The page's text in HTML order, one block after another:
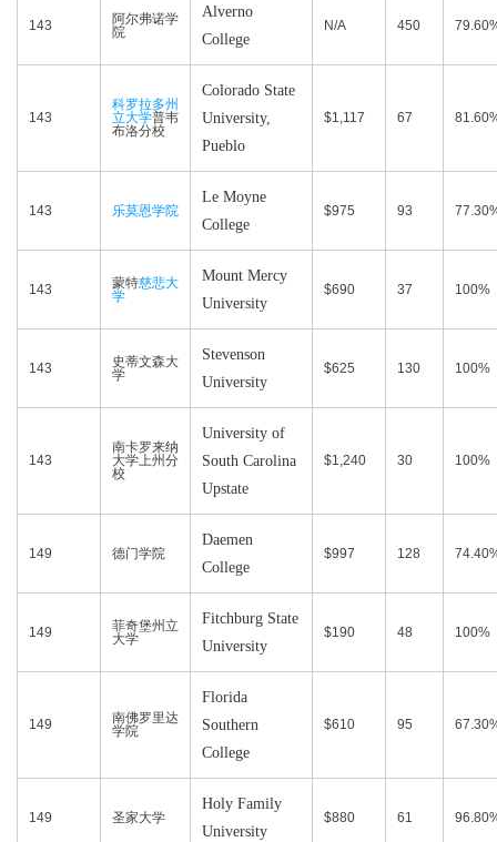
143
阿尔弗诺学
院
Alverno
College
N/A 450
143
科罗拉多州
立大学普韦
布洛分校
Colorado State
University,
Pueblo
$1,117 67
143 乐莫恩学院
Le Moyne
College
$975 93
143 蒙特慈悲大
学
Mount Mercy
University
$690 37 100%
143
史蒂文森大
学
Stevenson
University
$625 130 100%
143
南卡罗来纳
大学上州分
校
University of
South Carolina
Upstate
$1,240 30 100%
149 德门学院
Daemen
College
$997 128
149
菲奇堡州立
大学
Fitchburg State
University
$190 48 100%
149
南佛罗里达
学院
Florida
Southern
College
$610 95
149 圣家大学
Holy Family
University
$880 61